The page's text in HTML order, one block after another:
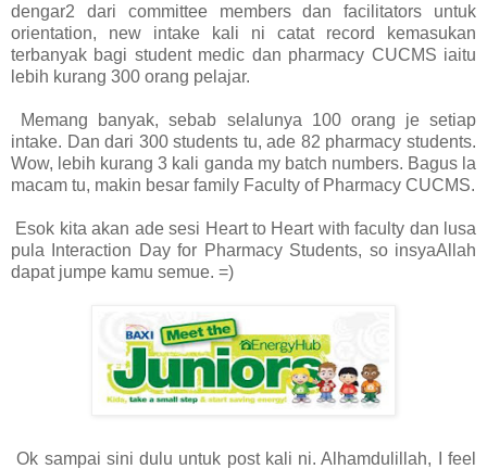
dengar2 dari committee members dan facilitators untuk
orientation, new intake kali ni catat record kemasukan
terbanyak bagi student medic dan pharmacy CUCMS iaitu
lebih kurang 300 orang pelajar.
Memang banyak, sebab selalunya 100 orang je setiap
intake. Dan dari 300 students tu, ade 82 pharmacy students.
Wow, lebih kurang 3 kali ganda my batch numbers. Bagus la
macam tu, makin besar family Faculty of Pharmacy CUCMS.
Esok kita akan ade sesi Heart to Heart with faculty dan lusa
pula Interaction Day for Pharmacy Students, so insyaAllah
dapat jumpe kamu semue. =)
Ok sampai sini dulu untuk post kali ni. Alhamdulillah, I feel